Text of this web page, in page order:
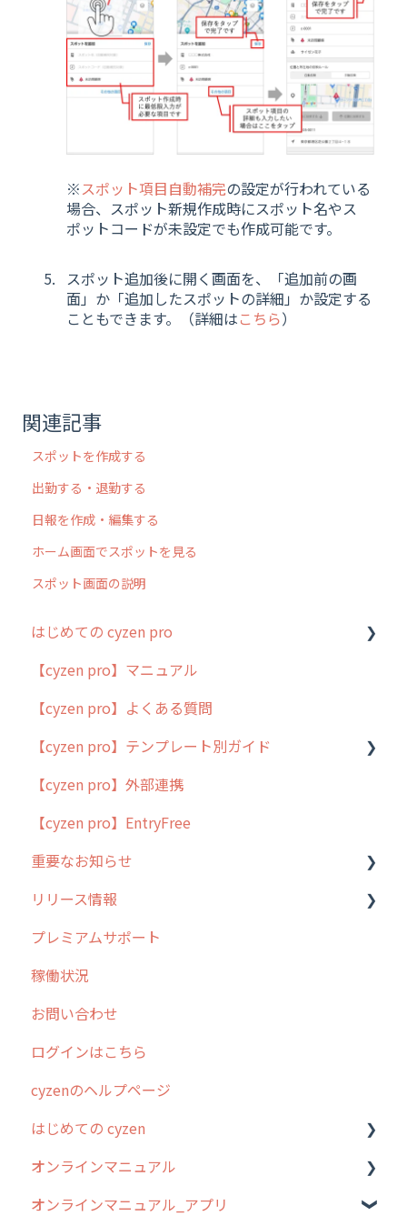
※スポット項目自動補完の設定が行われている
場合、スポット新規作成時にスポット名やス
ポットコードが未設定でも作成可能です。
スポット追加後に開く画面を、「追加前の画
面」か「追加したスポットの詳細」か設定する
こともできます。（詳細はこちら）
関連記事
スポットを作成する
出勤する・退勤する
日報を作成・編集する
ホーム画面でスポットを見る
スポット画面の説明
はじめての cyzen pro
cyzen pro とは？
簡易マニュアル
cyzen proの位置情報取得について
用語集
よくある質問
【cyzen pro】マニュアル
【cyzen pro】よくある質問
【cyzen pro】テンプレート別ガイド
ポスティング
ラウンダー
メンテナンス
外廻り営業
清掃
不動産
【cyzen pro】外部連携
【cyzen pro】EntryFree
重要なお知らせ
過去の重要なお知らせ
障害情報
リリース情報
リリース
2026年のリリース情報
2025年のリリース情報
2024年のリリース情報
2023年のリリース情報
過去のリリース
2019年までのリリース情報
お客様の声を実現しました
プレミアムサポート
稼働状況
お問い合わせ
ログインはこちら
cyzenのヘルプページ
はじめての cyzen
0. はじめてのcyzenの使い方
1. cyzenについて知ろう
オンラインマニュアル
管理サイトの使い始め
オンラインマニュアル_アプリ